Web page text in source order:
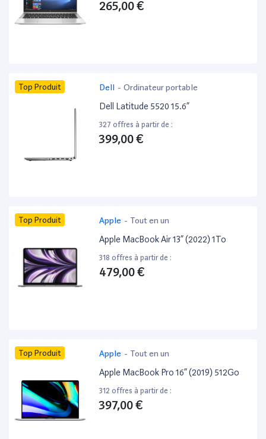
265,00 €
Top Produit Dell - Ordinateur portable
Dell Latitude 5520 15.6”
327 offres à partir de :
399,00 €
Top Produit Apple - Tout en un
Apple MacBook Air 13” (2022) 1To
318 offres à partir de :
479,00 €
Top Produit Apple - Tout en un
Apple MacBook Pro 16” (2019) 512Go
312 offres à partir de :
397,00 €